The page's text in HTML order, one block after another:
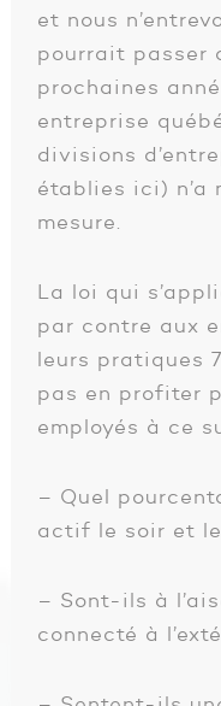
et nous
pourrait passer
prochaines
entreprise
divisions
établies ici) n’a
mesure.
La loi qui
par contre aux
leurs pratiques
pas en profiter
employés à ce
– Quel
actif le soir et
– Sont-ils à
connecté à